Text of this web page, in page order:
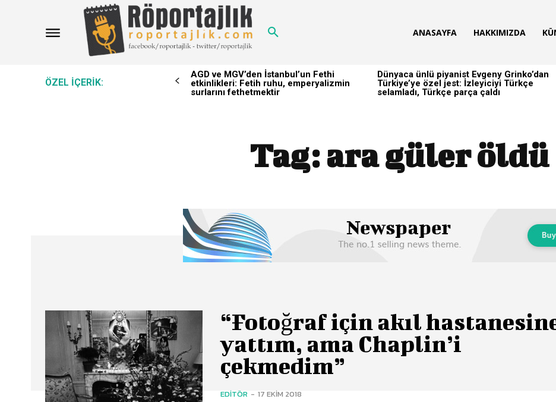
ANASAYFA HAKKIMIZDA
ÖZEL IÇERIK:
AGD ve MGV’den İstanbul’un Fethi
etkinlikleri: Fetih ruhu, emperyalizmin
surlarını fethetmektir
Dünyaca ünlü piyanist Evgeny Grinko’dan
Türkiye’ye özel jest: İzleyiciyi Türkçe
selamladı, Türkçe parça çaldı
Tag:ara güler öldü
“Fotoğraf için akıl
yattım, ama Chaplin’i
çekmedim”
EDITÖR - 17 EKIM 2018